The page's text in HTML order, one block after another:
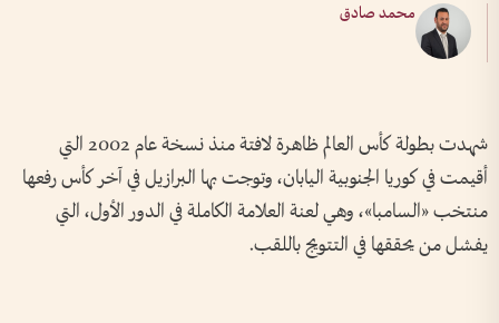
محمد صادق
شهدت بطولة كأس العالم ظاهرة لافتة منذ نسخة عام 2002 التي
أقيمت في كوريا الجنوبية اليابان، وتوجت بها البرازيل في آخر كأس رفعها
منتخب «السامبا»، وهي لعنة العلامة الكاملة في الدور الأول، التي
يفشل من يحققها في التتويج باللقب.